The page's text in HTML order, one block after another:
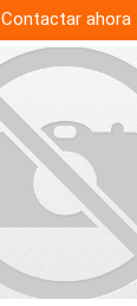
Contactar ahora